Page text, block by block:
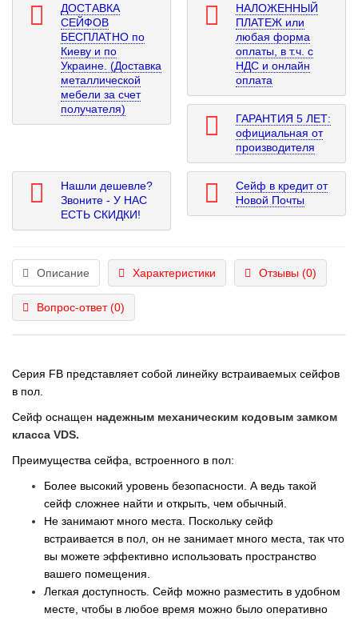
ДОСТАВКА
СЕЙФОВ
БЕСПЛАТНО по
Киеву и по
Украине. (Доставка
металлической
мебели за счет
получателя)
НАЛОЖЕННЫЙ
ПЛАТЕЖ или
любая форма
оплаты, в т.ч. с
НДС и онлайн
оплата
ГАРАНТИЯ 5 ЛЕТ:
официальная от
производителя
Нашли дешевле?
Звоните - У НАС
ЕСТЬ СКИДКИ!
Сейф в кредит от
Новой Почты
Описание Характеристики Отзывы (0)
Вопрос-ответ(0)
Серия FB представляет собой линейку встраиваемых сейфов
в пол.
Сейф оснащен надежным механическим кодовым замком
класса VDS.
Преимущества сейфа, встроенного в пол:
Более высокий уровень безопасности. А ведь такой
сейф сложнее найти и открыть, чем обычный.
Не занимают много места. Поскольку сейф
встраивается в пол, он не занимает много места, так что
вы можете эффективно использовать пространство
вашего помещения.
Легкая доступность. Сейф можно разместить в удобном
месте, чтобы в любое время можно было оперативно